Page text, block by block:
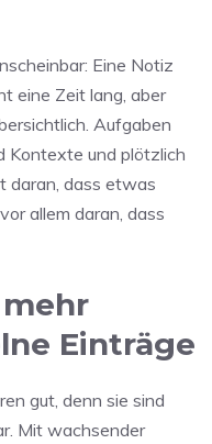
Eine Notiz
eine Zeit lang, aber
Aufgaben
Kontexte und plötzlich
daran, dass etwas
allem daran, dass
Einträge
gut, denn sie sind
Mit wachsender